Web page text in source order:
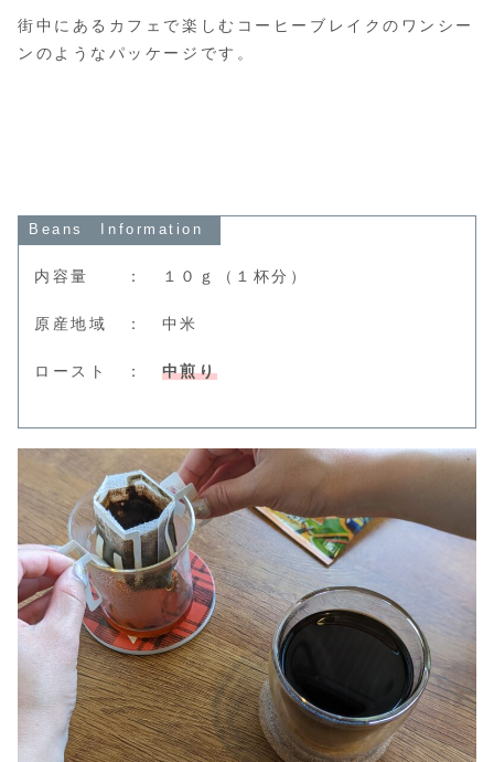
街中にあるカフェで楽しむコーヒーブレイクのワンシー
ンのようなパッケージです。
Beans Information
内容量 ： １０ｇ（１杯分）
原産地域 ： 中米
ロースト ： 中煎り